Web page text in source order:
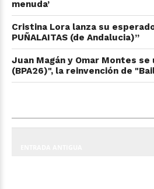
menuda’
Cristina Lora lanza su
PUÑALAITAS (de Andalucia)”
Juan Magán y Omar Montes se
(BPA26)", la reinvención de